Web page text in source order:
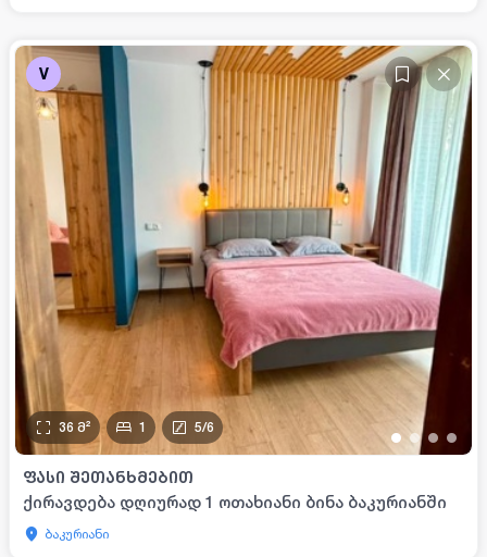
V
• • • •
36 მ² 1 5/6
ᲤᲐᲡᲘ ᲨᲔᲗᲐᲜᲮᲛᲔᲑᲘᲗ
ქირავდება დღიურად 1 ოთახიანი ბინა ბაკურიანში
ბაკურიანი